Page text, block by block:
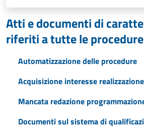
Atti e documenti di
riferiti a tutte le procedure
Automatizzazione delle procedure
Acquisizione interesse
Mancata redazione
Documenti sul sistema di